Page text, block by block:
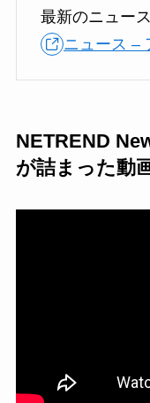
最新のニュー
ニュース –
NETREND
が詰まった動